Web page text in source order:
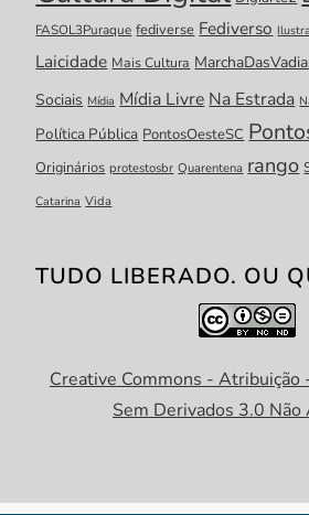
FASOL3Puraque fediverse Fediverso
Laicidade Mais Cultura
Sociais Mídia Mídia Livre Na Estrada
Política Pública PontosOesteSC
Originários protestosbr Quarentena rango
Catarina Vida
TUDO LIBERADO. OU
Creative Commons - Atribuição
Sem Derivados 3.0 Não